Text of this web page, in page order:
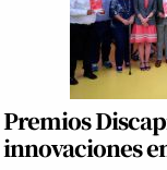
Premios
innovaciones